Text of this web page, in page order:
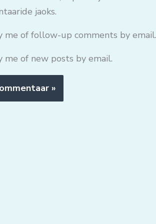
jaoks.
me of follow-up comments by email.
me of new posts by email.